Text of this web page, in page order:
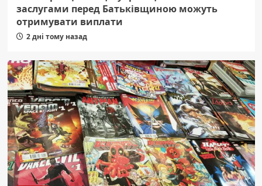
заслугами перед Батьківщиною можуть
отримувати виплати
2 дні тому назад